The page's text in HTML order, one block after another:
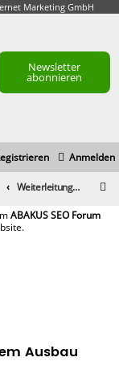
Marketing GmbH
Newsletter
abonnieren
Anmelden
Weiterleitungen bei mehrsprachigem Ausbau eines Portals
Ausbau